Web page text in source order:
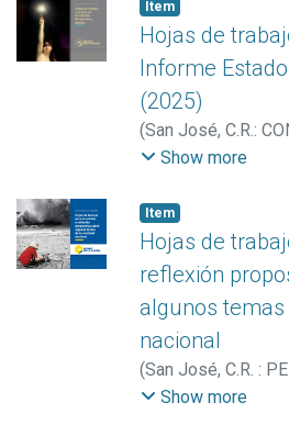
Item
Hojas de
Informe
(2025)
(San José, C.R.:
Consejo Nacional
Matamoros, Guido,
Show more
Item
Hojas de
reflexión
algunos
nacional
(San José, C.R. :
Nacional de
Show more